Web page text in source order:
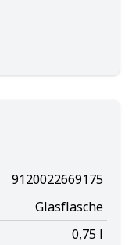
9120022669175
Glasflasche
0,75 l